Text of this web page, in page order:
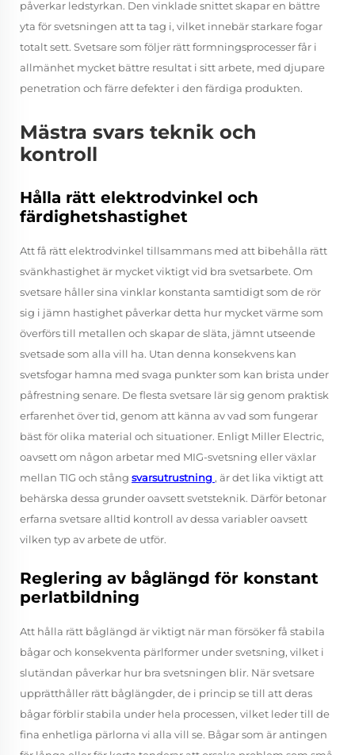
påverkar ledstyrkan. Den vinklade snittet skapar en bättre
yta för svetsningen att ta tag i, vilket innebär starkare fogar
totalt sett. Svetsare som följer rätt formningsprocesser får i
allmänhet mycket bättre resultat i sitt arbete, med djupare
penetration och färre defekter i den färdiga produkten.
Mästra svars teknik och
kontroll
Hålla rätt elektrodvinkel och
färdighetshastighet
Att få rätt elektrodvinkel tillsammans med att bibehålla rätt
svänkhastighet är mycket viktigt vid bra svetsarbete. Om
svetsare håller sina vinklar konstanta samtidigt som de rör
sig i jämn hastighet påverkar detta hur mycket värme som
överförs till metallen och skapar de släta, jämnt utseende
svetsade som alla vill ha. Utan denna konsekvens kan
svetsfogar hamna med svaga punkter som kan brista under
påfrestning senare. De flesta svetsare lär sig genom praktisk
erfarenhet över tid, genom att känna av vad som fungerar
bäst för olika material och situationer. Enligt Miller Electric,
oavsett om någon arbetar med MIG-svetsning eller växlar
mellan TIG och stång svarsutrustning , är det lika viktigt att
behärska dessa grunder oavsett svetsteknik. Därför betonar
erfarna svetsare alltid kontroll av dessa variabler oavsett
vilken typ av arbete de utför.
Reglering av båglängd för konstant
perlatbildning
Att hålla rätt båglängd är viktigt när man försöker få stabila
bågar och konsekventa pärlformer under svetsning, vilket i
slutändan påverkar hur bra svetsningen blir. När svetsare
upprätthåller rätt båglängder, de i princip se till att deras
bågar förblir stabila under hela processen, vilket leder till de
fina enhetliga pärlorna vi alla vill se. Bågar som är antingen